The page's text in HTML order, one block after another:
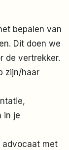
bepalen van
Dit doen we
de vertrekker.
zijn/haar
in je
advocaat met